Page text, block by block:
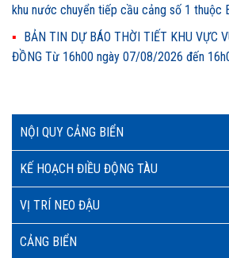
NỘI QUY CẢNG BIỂN
KẾ HOẠCH ĐIỀU ĐỘNG TÀU
VỊ TRÍ NEO ĐẬU
CẢNG BIỂN
khu nước chuyển tiếp cầu cảng số 1 thuộc
BẢN TIN DỰ BÁO THỜI TIẾT KHU VỰC
ĐỒNG Từ 16h00 ngày 07/08/2026 đến